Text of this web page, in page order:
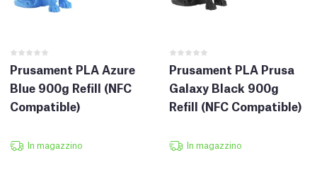
Prusament PLA Azure
Blue 900g Refill (NFC
Compatible)
In magazzino
Prusament PLA Prusa
Galaxy Black 900g
Refill (NFC Compatible)
In magazzino